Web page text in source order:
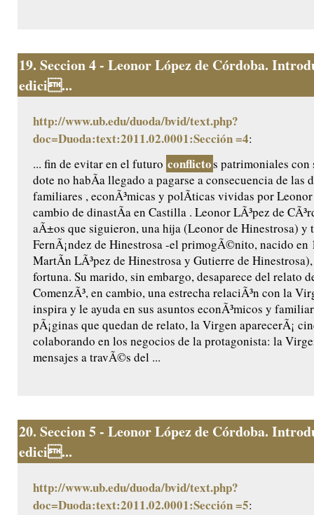
19. Seccion 4 - Leonor López de Córdoba.
edici...
http://www.ub.edu/duoda/bvid/text.php?
doc=Duoda:text:2011.02.0001:Sección =4:
... fin de evitar en el futuro conflictos patrimoniales con
dote no habÃ­a llegado a pagarse a consecuencia de las
familiares , econÃ³micas y polÃ­ticas vividas por
cambio de dinastÃ­a en Castilla . Leonor LÃ³pez de
aÃ±os que siguieron, una hija (Leonor de Hinestrosa) y
FernÃ¡ndez de Hinestrosa -el primogÃ©nito, nacido en
MartÃ­n LÃ³pez de Hinestrosa y Gutierre de
fortuna. Su marido, sin embargo, desaparece del relato
ComenzÃ³, en cambio, una estrecha relaciÃ³n con la
inspira y le ayuda en sus asuntos econÃ³micos y
pÃ¡ginas que quedan de relato, la Virgen aparecerÃ¡
colaborando en los negocios de la protagonista: la
mensajes a travÃ©s del ...
20. Seccion 5 - Leonor López de Córdoba.
edici...
http://www.ub.edu/duoda/bvid/text.php?
doc=Duoda:text:2011.02.0001:Sección =5: